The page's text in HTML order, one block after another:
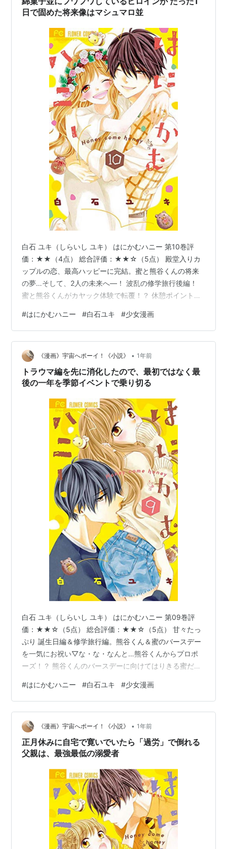
日で固めた将来像はマシュマロ並
白石 ユキ（しらいし ユキ） はにかむハニー 第10巻評
価：★★（4点） 総合評価：★★☆（5点） 殿堂入りカ
ップルの恋、最高ハッピーに完結。蜜と熊谷くんの将来
の夢…そして、2人の未来へ―！ 波乱の修学旅行後編！
蜜と熊谷くんがカヤック体験で転覆！？ 休憩ポイントの
は2人の将来の話に…。進路に悩む蜜だけど、熊谷くんの
実家の動物病院のお手伝いを始めたことで自分のやりた
いことに気がついて…？ 受験に向けてなかなか会えない
日々が続いた中、奇跡が起こって…▽2人の結末を見届け
て！ 簡潔完結感想文 名ばかりの友達に恩返しすることな
く自分だけ楽しんだ修学…
#はにかむハニー #白石ユキ #少女漫画
《漫画》宇宙へポーイ！《小説》 • 1年前
トラウマ編を先に消化したので、最初ではなく最
後の一年を季節イベントで乗り切る
白石 ユキ（しらいし ユキ） はにかむハニー 第09巻評
価：★★☆（5点） 総合評価：★★☆（5点） 甘々たっ
ぷり 誕生日編＆修学旅行編。熊谷くん＆蜜のバースデー
を一気にお祝い▽な・な・なんと…熊谷くんからプロポ
ーズ！？ 熊谷くんのバースデーに向けてはりきる蜜だけ
日当日が終わる寸前で…TT だけど心配した熊谷くんが家
まで来てくれて…？ なにも用意できなかったけど、蜜か
らの精一杯のプレゼントに熊谷くんは…？ さらに誕生日
のリベンジに久しぶりのデートに出かけた先で、熊谷く
んからのサプライズが！！ クライマックス間近▽ 第9
巻！ 簡潔完結感想文 学…
#はにかむハニー #白石ユキ #少女漫画
《漫画》宇宙へポーイ！《小説》 • 1年前
正月休みに自宅で寛いでいたら「過労」で倒れる
父親は、最強最低の溺愛者